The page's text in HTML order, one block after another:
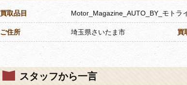
買取品目 Motor_Magazine_AUTO_BY_モトラ
ご住所 埼玉県さいたま市 買
スタッフから一言